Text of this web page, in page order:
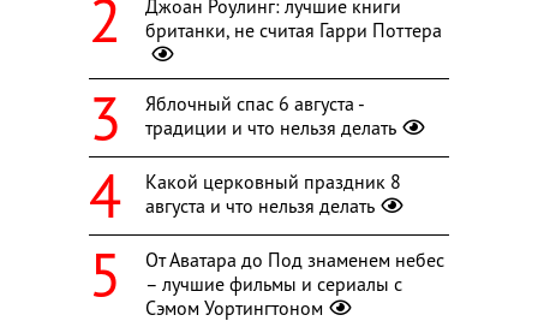
Джоан Роулинг: лучшие книги
британки, не считая Гарри Поттера
Яблочный спас 6 августа -
традиции и что нельзя делать
Какой церковный праздник 8
августа и что нельзя делать
От Аватара до Под знаменем небес
– лучшие фильмы и сериалы с
Сэмом Уортингтоном